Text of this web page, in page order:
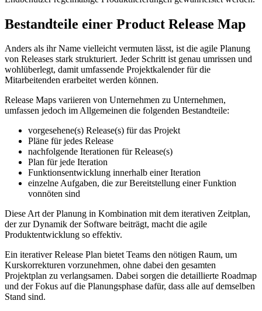
Bestandteile einer Product Release Map
Anders als ihr Name vielleicht vermuten lässt, ist die agile Planung
von Releases stark strukturiert. Jeder Schritt ist genau umrissen und
wohlüberlegt, damit umfassende Projektkalender für die
Mitarbeitenden erarbeitet werden können.
Release Maps variieren von Unternehmen zu Unternehmen,
umfassen jedoch im Allgemeinen die folgenden Bestandteile:
vorgesehene(s) Release(s) für das Projekt
Pläne für jedes Release
nachfolgende Iterationen für Release(s)
Plan für jede Iteration
Funktionsentwicklung innerhalb einer Iteration
einzelne Aufgaben, die zur Bereitstellung einer Funktion
vonnöten sind
Diese Art der Planung in Kombination mit dem iterativen Zeitplan,
der zur Dynamik der Software beiträgt, macht die agile
Produktentwicklung so effektiv.
Ein iterativer Release Plan bietet Teams den nötigen Raum, um
Kurskorrekturen vorzunehmen, ohne dabei den gesamten
Projektplan zu verlangsamen. Dabei sorgen die detaillierte Roadmap
und der Fokus auf die Planungsphase dafür, dass alle auf demselben
Stand sind.